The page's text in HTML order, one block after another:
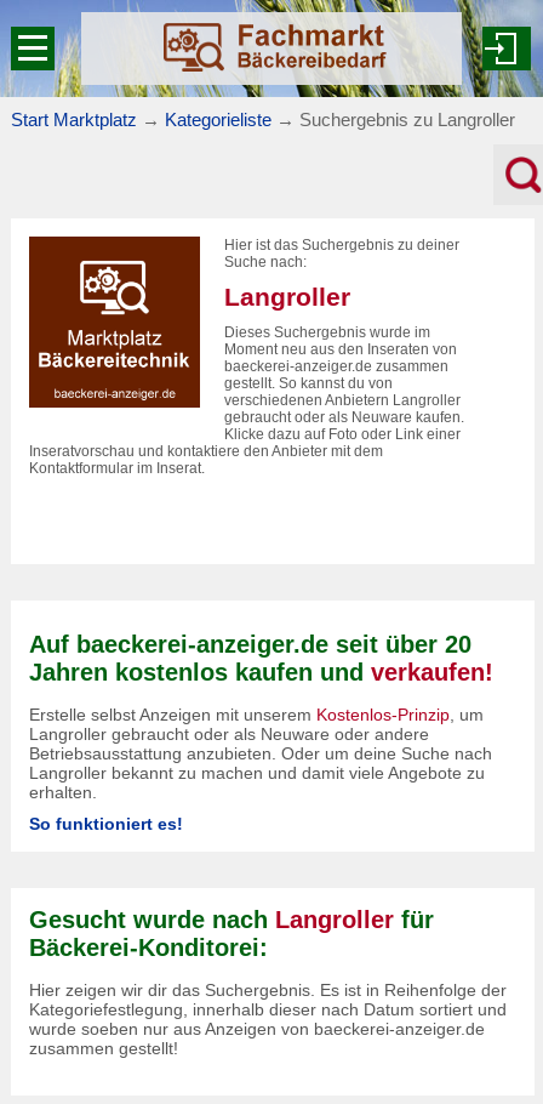
Start Marktplatz → Kategorieliste → Suchergebnis zu Langroller
Hier ist das Suchergebnis zu deiner
Suche nach:
Langroller
Dieses Suchergebnis wurde im
Moment neu aus den Inseraten von
baeckerei-anzeiger.de zusammen
gestellt. So kannst du von
verschiedenen Anbietern Langroller
gebraucht oder als Neuware kaufen.
Klicke dazu auf Foto oder Link einer
Inseratvorschau und kontaktiere den Anbieter mit dem
Kontaktformular im Inserat.
Auf baeckerei-anzeiger.de seit über 20
Jahren kostenlos kaufen und verkaufen!
Erstelle selbst Anzeigen mit unserem Kostenlos-Prinzip , um
Langroller gebraucht oder als Neuware oder andere
Betriebsausstattung anzubieten. Oder um deine Suche nach
Langroller bekannt zu machen und damit viele Angebote zu
erhalten.
So funktioniert es!
Gesucht wurde nach Langroller für
Bäckerei-Konditorei:
Hier zeigen wir dir das Suchergebnis. Es ist in Reihenfolge der
Kategoriefestlegung, innerhalb dieser nach Datum sortiert und
wurde soeben nur aus Anzeigen von baeckerei-anzeiger.de
zusammen gestellt!